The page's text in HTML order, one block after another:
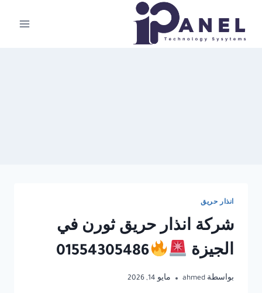
المحتوى
انذار حريق
شركة انذار حريق ثورن في
الجيزة
01554305486
بواسطة ahmed مايو 14, 2026